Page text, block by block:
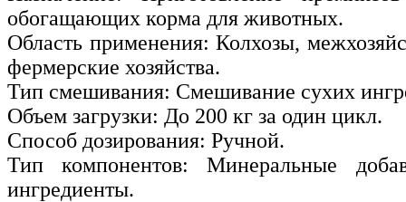
обогащающих корма для животных.
Область применения: Колхозы,
фермерские хозяйства.
Тип смешивания: Смешивание сухих
Объем загрузки: До 200 кг за один цикл.
Способ дозирования: Ручной.
Тип компонентов: Минеральные
ингредиенты.